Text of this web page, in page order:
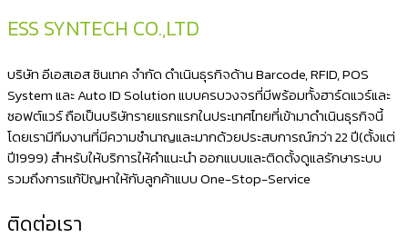
ปุ่ม
กด
มี
เสียง
กริ่ง
ไม่มี
สาย
ESS SYNTECH CO.,LTD
บริษัท อีเอสเอส ซินเทค จำกัด ดำเนินธุรกิจด้าน Barcode, RFID, POS
System และ Auto ID Solution แบบครบวงจรที่มีพร้อมทั้งฮาร์ดแวร์และ
ซอฟต์แวร์ ถือเป็นบริษัทรายแรกแรกในประเทศไทยที่เข้ามาดำเนินธุรกิจนี้
โดยเรามีทีมงานที่มีความชำนาญและมากด้วยประสบการณ์กว่า 22 ปี(ตั้งแต่
ปี1999) สำหรับให้บริการให้คำแนะนำ ออกแบบและติดตั้งดูแลรักษาระบบ
รวมถึงการแก้ปัญหาให้กับลูกค้าแบบ One-Stop-Service
ติดต่อเรา